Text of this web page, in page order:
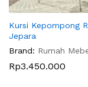
Kursi Kepompong
Jepara
Brand: Rumah
Rp3.450.000